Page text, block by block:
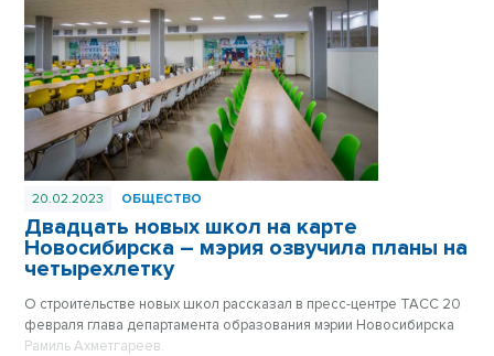
20.02.2023 ОБЩЕСТВО
Двадцать новых школ на карте
Новосибирска – мэрия озвучила планы на
четырехлетку
О строительстве новых школ рассказал в пресс-центре ТАСС 20
февраля глава департамента образования мэрии Новосибирска
Рамиль Ахметгареев.